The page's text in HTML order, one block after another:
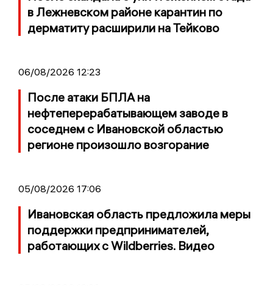
в Лежневском районе карантин по
дерматиту расширили на Тейково
06/08/2026 12:23
После атаки БПЛА на
нефтеперерабатывающем заводе в
соседнем с Ивановской областью
регионе произошло возгорание
05/08/2026 17:06
Ивановская область предложила меры
поддержки предпринимателей,
работающих с Wildberries. Видео